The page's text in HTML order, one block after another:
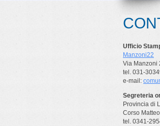
Ufficio
Manzoni22
Via Manzoni
tel. 031-
e-mail:
Segreteria
Provincia di
Corso
tel. 0341-